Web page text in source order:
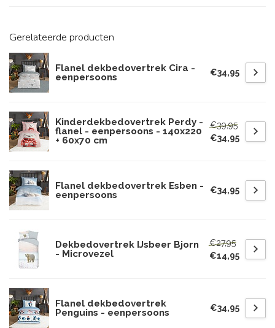
Gerelateerde producten
Flanel dekbedovertrek Cira -
eenpersoons
€34,95
Kinderdekbedovertrek Perdy -
flanel - eenpersoons - 140x220
+ 60x70 cm
€39,95
€34,95
Flanel dekbedovertrek Esben -
eenpersoons
€34,95
Dekbedovertrek IJsbeer Bjorn
- Microvezel
€27,95
€14,95
Flanel dekbedovertrek
Penguins - eenpersoons
€34,95